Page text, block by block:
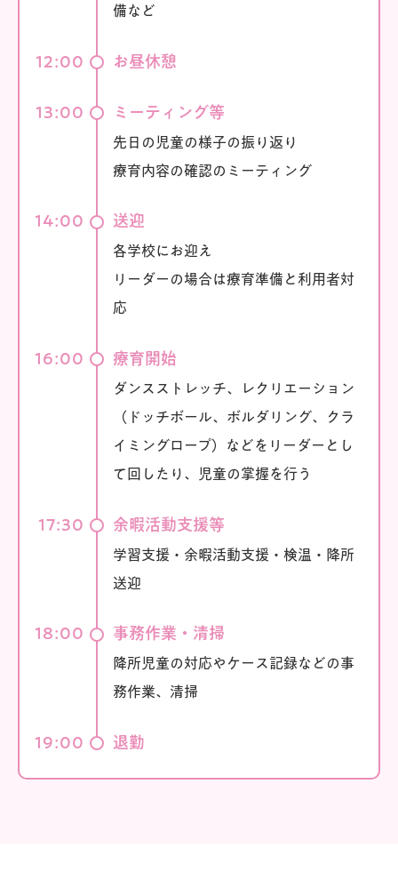
備など
12:00 お昼休憩
13:00 ミーティング等
先日の児童の様子の振り返り
療育内容の確認のミーティング
14:00 送迎
各学校にお迎え
リーダーの場合は療育準備と利用者対
応
16:00 療育開始
ダンスストレッチ、レクリエーション
（ドッチボール、ボルダリング、クラ
イミングロープ）などをリーダーとし
て回したり、児童の掌握を行う
17:30 余暇活動支援等
学習支援・余暇活動支援・検温・降所
送迎
18:00 事務作業・清掃
降所児童の対応やケース記録などの事
務作業、清掃
19:00 退勤